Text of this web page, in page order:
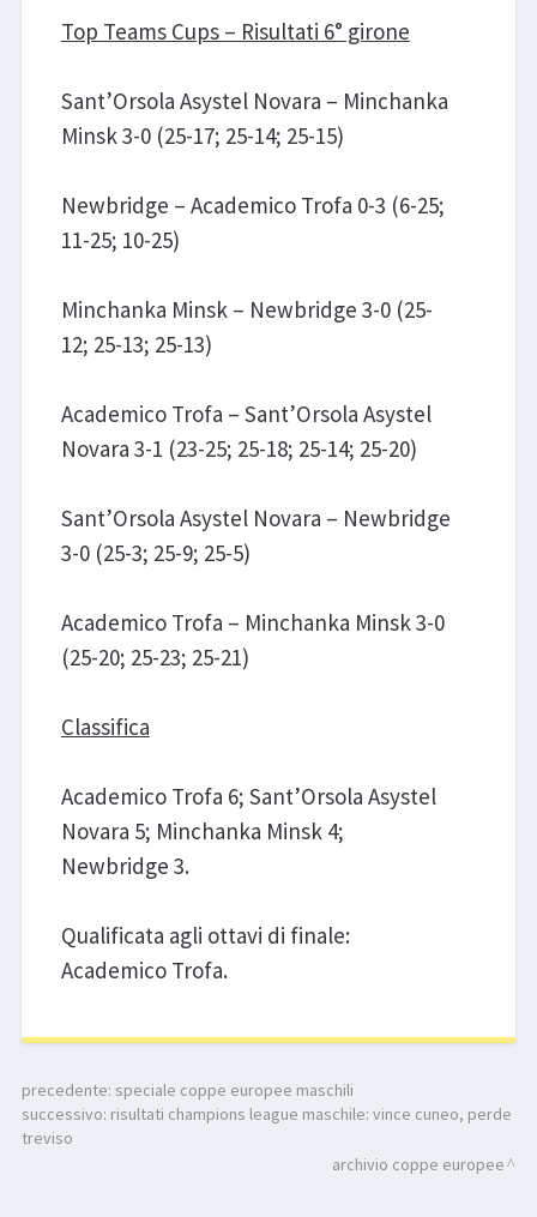
Top Teams Cups – Risultati 6° girone
Sant’Orsola Asystel Novara – Minchanka
Minsk 3-0 (25-17; 25-14; 25-15)
Newbridge – Academico Trofa 0-3 (6-25;
11-25; 10-25)
Minchanka Minsk – Newbridge 3-0 (25-
12; 25-13; 25-13)
Academico Trofa – Sant’Orsola Asystel
Novara 3-1 (23-25; 25-18; 25-14; 25-20)
Sant’Orsola Asystel Novara – Newbridge
3-0 (25-3; 25-9; 25-5)
Academico Trofa – Minchanka Minsk 3-0
(25-20; 25-23; 25-21)
Classifica
Academico Trofa 6; Sant’Orsola Asystel
Novara 5; Minchanka Minsk 4;
Newbridge 3.
Qualificata agli ottavi di finale:
Academico Trofa.
precedente: speciale coppe europee maschili
successivo: risultati champions league maschile: vince cuneo, perde
treviso
archivio coppe europee